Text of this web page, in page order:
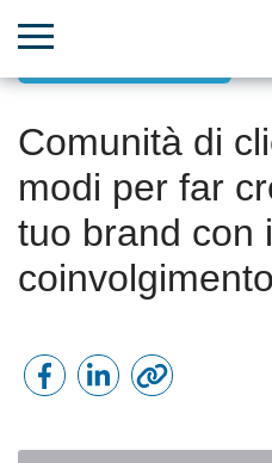
Comunità di
modi per far
tuo brand con